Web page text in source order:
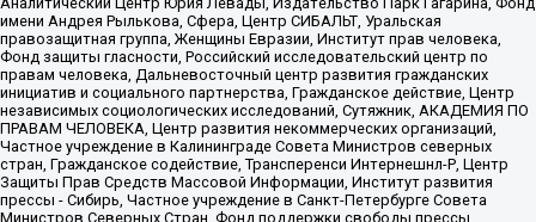
имени Андрея Рылькова, Сфера, Центр СИБАЛЬТ, Уральская
правозащитная группа, Женщины Евразии, Институт прав человека,
Фонд защиты гласности, Российский исследовательский центр по
правам человека, Дальневосточный центр развития гражданских
инициатив и социального партнерства, Гражданское действие, Центр
независимых социологических исследований, Сутяжник, АКАДЕМИЯ ПО
ПРАВАМ ЧЕЛОВЕКА, Центр развития некоммерческих организаций,
Частное учреждение в Калининграде Совета Министров северных
стран, Гражданское содействие, Трансперенси Интернешнл-Р, Центр
Защиты Прав Средств Массовой Информации, Институт развития
прессы - Сибирь, Частное учреждение в Санкт-Петербурге Совета
Министров Северных Стран, Фонд поддержки свободы прессы,